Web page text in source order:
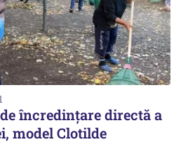
încredințare directă a
model Clotilde